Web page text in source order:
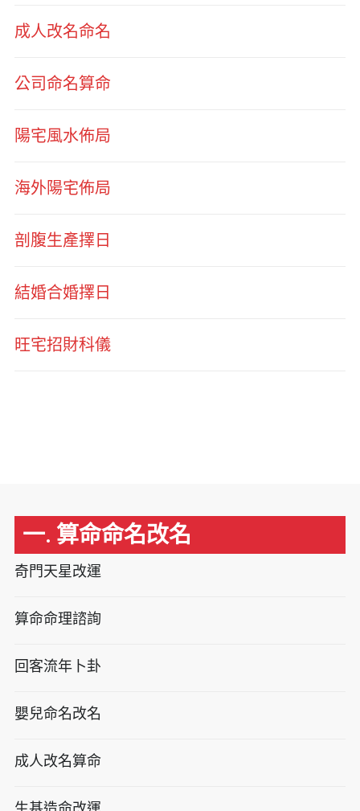
成人改名命名
公司命名算命
陽宅風水佈局
海外陽宅佈局
剖腹生產擇日
結婚合婚擇日
旺宅招財科儀
一. 算命命名改名
奇門天星改運
算命命理諮詢
回客流年卜卦
嬰兒命名改名
成人改名算命